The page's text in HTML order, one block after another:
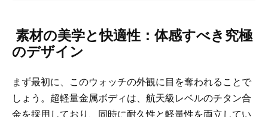
素材の美学と快適性：体感すべき究極
のデザイン
まず最初に、このウォッチの外観に目を奪われることで
しょう。超軽量金属ボディは、航天級レベルのチタン合
金を採用しており、同時に耐久性と軽量性を両立してい